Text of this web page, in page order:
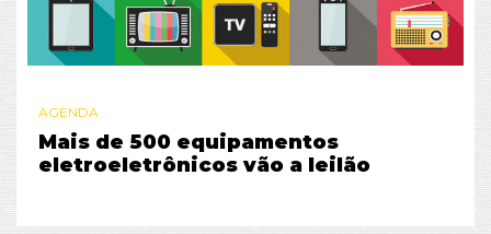
AGENDA
Mais de 500 equipamentos
eletroeletrônicos vão a leilão